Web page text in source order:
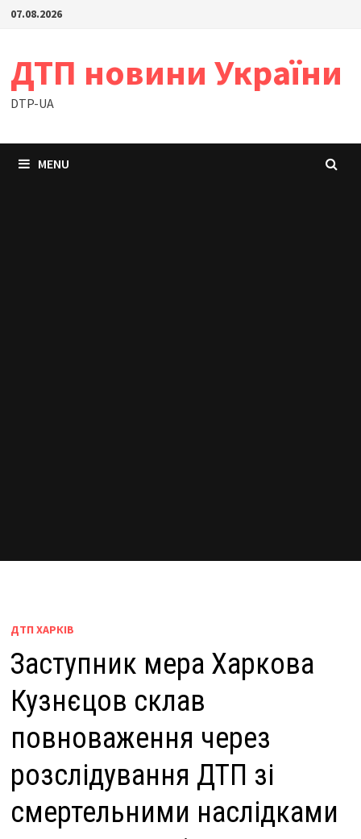
Skip07.08.2026
ДТП новини України
DTP-UA
MENU
ДТП ХАРКІВ
Заступник мера Харкова
Кузнєцов склав
повноваження через
розслідування ДТП зі
смертельними наслідками